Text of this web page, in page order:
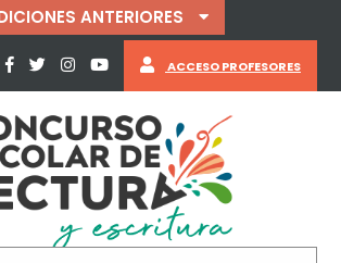
ANTERIORES
ACCESO PROFESORES